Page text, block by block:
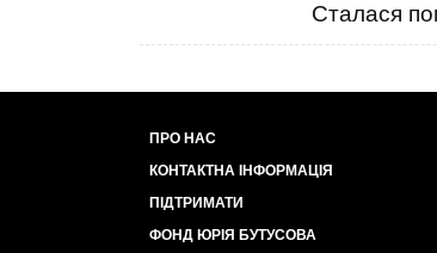
Сталася
ПРО НАС
КОНТАКТНА ІНФОРМАЦІЯ
ПІДТРИМАТИ
ФОНД ЮРІЯ БУТУСОВА